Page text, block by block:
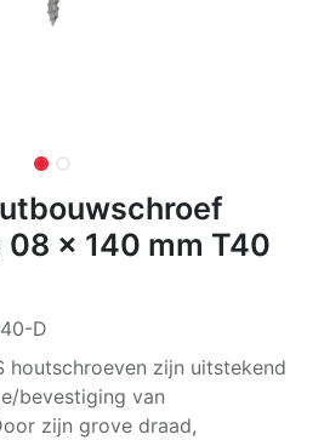
x 140 mm T40
D
houtschroeven zijn uitstekend
bevestiging van
zijn grove draad,